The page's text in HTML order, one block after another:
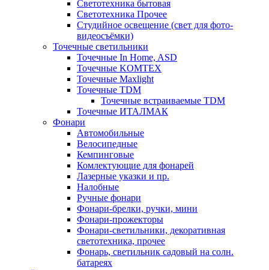
Светотехника бытовая
Светотехника Прочее
Студийное освещение (свет для фото-
видеосъёмки)
Точечные светильники
Точечные In Home, ASD
Точечные KOMTEX
Точечные Maxlight
Точечные TDM
Точечные встраиваемые TDM
Точечные ИТАЛМАК
Фонари
Автомобильные
Велосипедные
Кемпинговые
Комлектующие для фонарей
Лазерные указки и пр.
Налобные
Ручные фонари
Фонари-брелки, ручки, мини
Фонари-прожекторы
Фонари-светильники, декоративная
светотехника, прочее
Фонарь, светильник садовый на солн.
батареях